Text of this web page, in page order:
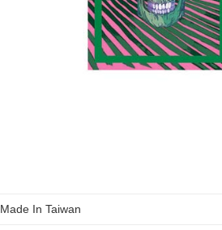
Made In Taiwan